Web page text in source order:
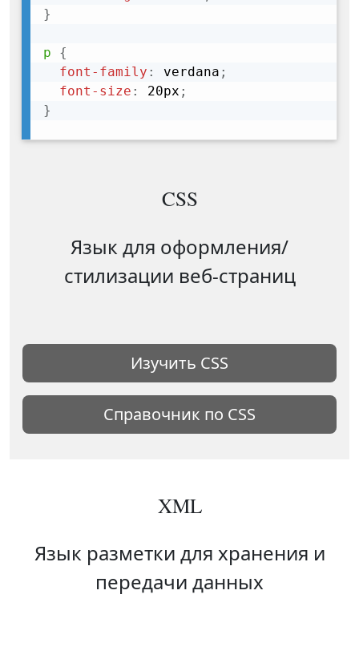
}
p
{
font-family : verdana ;
font-size : 20px ;
}
CSS
Язык для оформления/
стилизации веб-страниц
Изучить CSS
Справочник по CSS
XML
Язык разметки для хранения и
передачи данных